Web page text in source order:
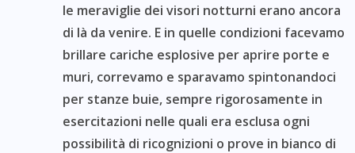
le meraviglie dei visori notturni erano ancora
di là da venire. E in quelle condizioni facevamo
brillare cariche esplosive per aprire porte e
muri, correvamo e sparavamo spintonandoci
per stanze buie, sempre rigorosamente in
esercitazioni nelle quali era esclusa ogni
possibilità di ricognizioni o prove in bianco di